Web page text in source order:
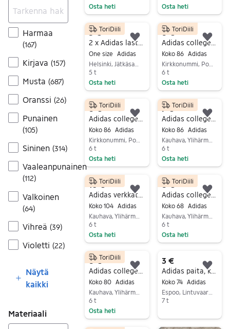
Harmaa
(167)
Kirjava (157)
Musta (687)
Oranssi (26)
Punainen
(105)
Sininen (314)
Vaaleanpunainen
(112)
Valkoinen
(64)
Vihreä (39)
Violetti (22)
Näytä
kaikki
Materiaali
Osta heti Osta heti
5 €
2 x Adidas lasten pipo
One size
Adidas
5 t
Osta heti
ToriDiili
Lisää suosikiksi.
8 €
Adidas collegepuku, koko 86
Koko 86 Adidas
Kirkkonummi, Porkkala, Uusimaa
6 t
Osta heti
ToriDiili
8 €
Adidas collegepuku, koko 86
Koko 86 Adidas
6 t
Osta heti
ToriDiili
Lisää suosikiksi.
Siirry ilmoitukseen
7 €
Adidas collegepaita 86
Koko 86 Adidas
Kauhava, Ylihärmä Keskus-Vesiluoma, Etelä-Pohjanmaa
6 t
Osta heti
ToriDiili
10 €
Adidas verkkatakki 104
Koko 104 Adidas
6 t
Osta heti
ToriDiili
Lisää suosikiksi.
8 €
Adidas collegepaita 68
Koko 68 Adidas
Kauhava, Ylihärmä Keskus-Vesiluoma, Etelä-Pohjanmaa
6 t
Osta heti
ToriDiili
8 €
Adidas collegehousut 80
Koko 80 Adidas
6 t
Osta heti
ToriDiili
Lisää suosikiksi.
3 €
Adidas paita, koko 74
Koko 74 Adidas
Espoo, Lintuvaara, Uusimaa
7 t